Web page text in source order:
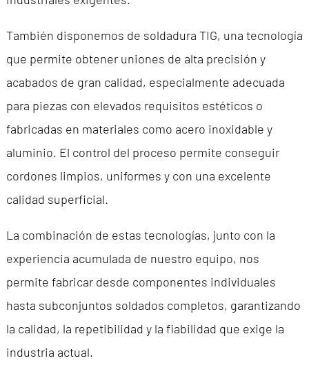
También disponemos de soldadura TIG, una tecnología
que permite obtener uniones de alta precisión y
acabados de gran calidad, especialmente adecuada
para piezas con elevados requisitos estéticos o
fabricadas en materiales como acero inoxidable y
aluminio. El control del proceso permite conseguir
cordones limpios, uniformes y con una excelente
calidad superficial.
La combinación de estas tecnologías, junto con la
experiencia acumulada de nuestro equipo, nos
permite fabricar desde componentes individuales
hasta subconjuntos soldados completos, garantizando
la calidad, la repetibilidad y la fiabilidad que exige la
industria actual.